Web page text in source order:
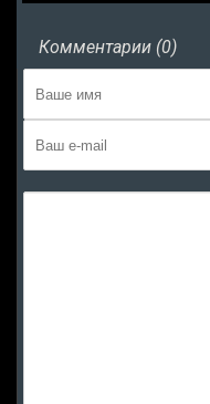
Комментарии (0)